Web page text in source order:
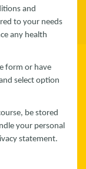
and
to your needs
any health
form or have
select option
be stored
your personal
statement.